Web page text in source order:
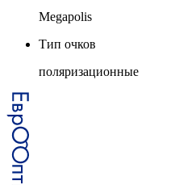
Megapolis
Тип очков
поляризационные